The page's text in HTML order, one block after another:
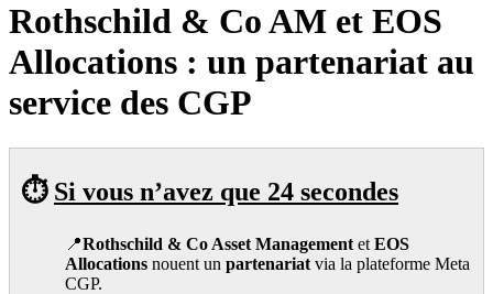
Rothschild & Co AM et EOS
Allocations : un partenariat au
service des CGP
⏱️ Si vous n’avez que 24 secondes
📍Rothschild & Co Asset Management et EOS
Allocations nouent un partenariat via la plateforme Meta
CGP.